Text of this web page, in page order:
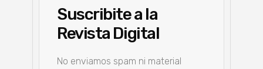
Suscribite a la
Revista Digital
No enviamos spam ni material